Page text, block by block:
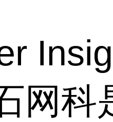
网科